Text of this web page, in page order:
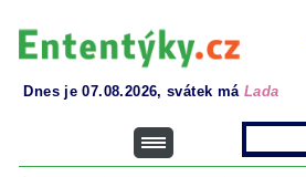
Dnes je 07.08.2026, svátek má Lada